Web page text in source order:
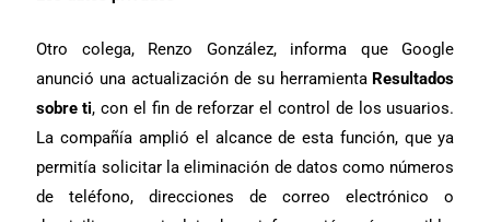
Otro colega, Renzo González, informa que Google
anunció una actualización de su herramienta Resultados
sobre ti, con el fin de reforzar el control de los usuarios.
La compañía amplió el alcance de esta función, que ya
permitía solicitar la eliminación de datos como números
de teléfono, direcciones de correo electrónico o